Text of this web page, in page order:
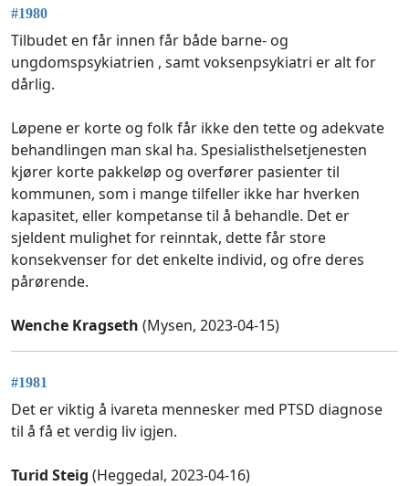
#1980
Tilbudet en får innen får både barne- og
ungdomspsykiatrien , samt voksenpsykiatri er alt for
dårlig.
Løpene er korte og folk får ikke den tette og adekvate
behandlingen man skal ha. Spesialisthelsetjenesten
kjører korte pakkeløp og overfører pasienter til
kommunen, som i mange tilfeller ikke har hverken
kapasitet, eller kompetanse til å behandle. Det er
sjeldent mulighet for reinntak, dette får store
konsekvenser for det enkelte individ, og ofre deres
pårørende.
Wenche Kragseth (Mysen, 2023-04-15)
#1981
Det er viktig å ivareta mennesker med PTSD diagnose
til å få et verdig liv igjen.
Turid Steig (Heggedal, 2023-04-16)